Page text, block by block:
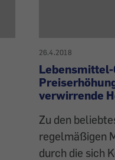
26.4.2018
verwirrende
Zu den
regelmäßigen
durch die sich